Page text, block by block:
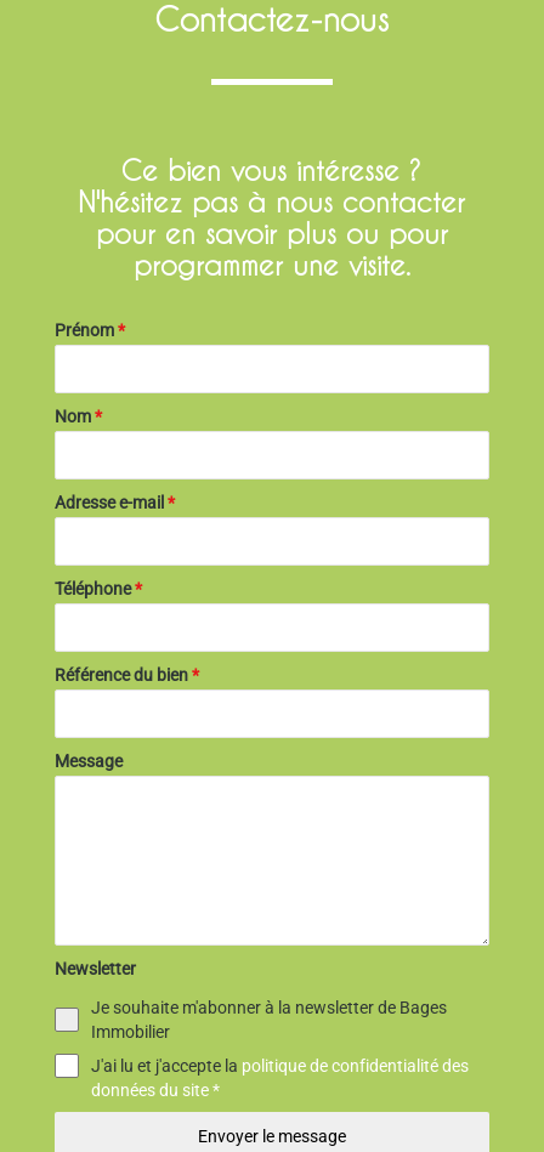
Contactez-nous
Ce bien vous intéresse ?
N'hésitez pas à nous contacter
pour en savoir plus ou pour
programmer une visite.
Prénom*
Nom*
Adresse e-mail *
Téléphone*
Référence du bien*
Message
Newsletter
Je souhaite m'abonner à la newsletter de Bages
Immobilier
J'ai lu et j'accepte la politique de confidentialité des
données du site *
Envoyer le message